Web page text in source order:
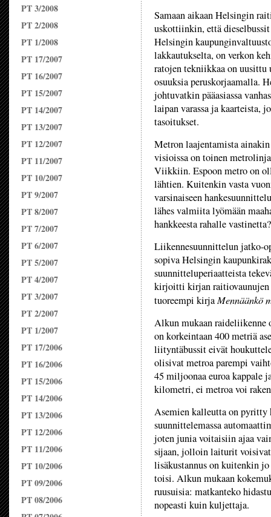
PT 3/2008
PT 2/2008
PT 1/2008
PT 17/2007
PT 16/2007
PT 15/2007
PT 14/2007
PT 13/2007
PT 12/2007
PT 11/2007
PT 10/2007
PT 9/2007
PT 8/2007
PT 7/2007
PT 6/2007
PT 5/2007
PT 4/2007
PT 3/2007
PT 2/2007
PT 1/2007
PT 17/2006
PT 16/2006
PT 15/2006
PT 14/2006
PT 13/2006
PT 12/2006
PT 11/2006
PT 10/2006
PT 09/2006
PT 08/2006
Samaan aikaan Helsingin
uskottiinkin, että
Helsingin
lakkautukselta, on verkon
ratojen tekniikkaa on uusittu
osuuksia peruskorjaamalla.
johtuvatkin pääasiassa
laipan varassa ja kaarteista,
tasoitukset.
Metron laajentamista
visioissa on toinen
Viikkiin. Espoon metro on
lähtien. Kuitenkin vasta
varsinaiseen
lähes valmiita lyömään
hankkeesta rahalle vastinetta?
Liikennesuunnittelun jatko-
sopiva Helsingin
suunnitteluperiaatteista
kirjoitti kirjan raitiovaunujen
tuoreempi kirjaMennäänkö
Alkun mukaan raideliikenne
on korkeintaan 400 metriä
liityntäbussit eivät
olisivat metroa parempi
45 miljoonaa euroa kappale
kilometri, ei metroa voi
Asemien kalleutta on
suunnittelemassa
joten junia voitaisiin ajaa
sijaan, jolloin laiturit
lisäkustannus on kuitenkin
toisi. Alkun mukaan
ruusuisia: matkanteko
nopeasti kuin kuljettaja.